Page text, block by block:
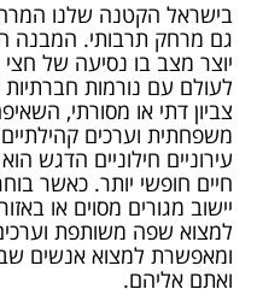
בישראל הקטנה שלנו
גם מרחק תרבותי. המבנה
יוצר מצב בו נסיעה של
לעולם עם נורמות חברתיות
צביון דתי או מסורתי,
משפחתית וערכים
עירוניים חילוניים הדגש
חיים חופשי יותר. כאשר
יישוב מגורים מסוים או
למצוא שפה משותפת
ומאפשרת למצוא אנשים
ואתם אליהם.